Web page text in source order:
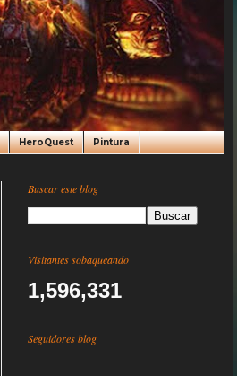
HeroQuest Pintura
Buscar este blog
Visitantes sobaqueando
1,596,331
Seguidores blog